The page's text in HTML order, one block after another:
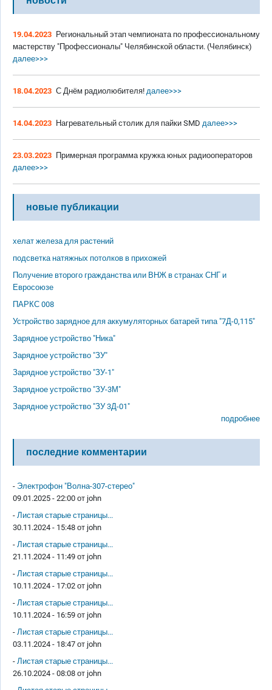
19.04.2023 Региональный этап чемпионата по профессиональному
мастерству "Профессионалы" Челябинской области. (Челябинск)
далее>>>
18.04.2023 С Днём радиолюбителя! далее>>>
14.04.2023 Нагревательный столик для пайки SMD далее>>>
23.03.2023 Примерная программа кружка юных радиооператоров
далее>>>
новые публикации
хелат железа для растений
подсветка натяжных потолков в прихожей
Получение второго гражданства или ВНЖ в странах СНГ и
Евросоюзе
ПАРКС 008
Устройство зарядное для аккумуляторных батарей типа "7Д-0,115"
Зарядное устройство "Ника"
Зарядное устройство "ЗУ"
Зарядное устройство "ЗУ-1"
Зарядное устройство "ЗУ-3М"
Зарядное устройство "ЗУ 3Д-01"
подробнее
последние комментарии
- Электрофон "Волна-307-стерео"
09.01.2025 - 22:00 от john
- Листая старые страницы...
30.11.2024 - 15:48 от john
- Листая старые страницы...
21.11.2024 - 11:49 от john
- Листая старые страницы...
10.11.2024 - 17:02 от john
- Листая старые страницы...
10.11.2024 - 16:59 от john
- Листая старые страницы...
03.11.2024 - 18:47 от john
- Листая старые страницы...
26.10.2024 - 08:08 от john